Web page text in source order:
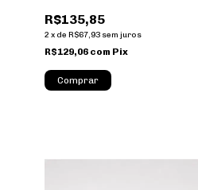
R$135,85
2 x de R$67,93 sem juros
R$129,06 com Pix
Comprar